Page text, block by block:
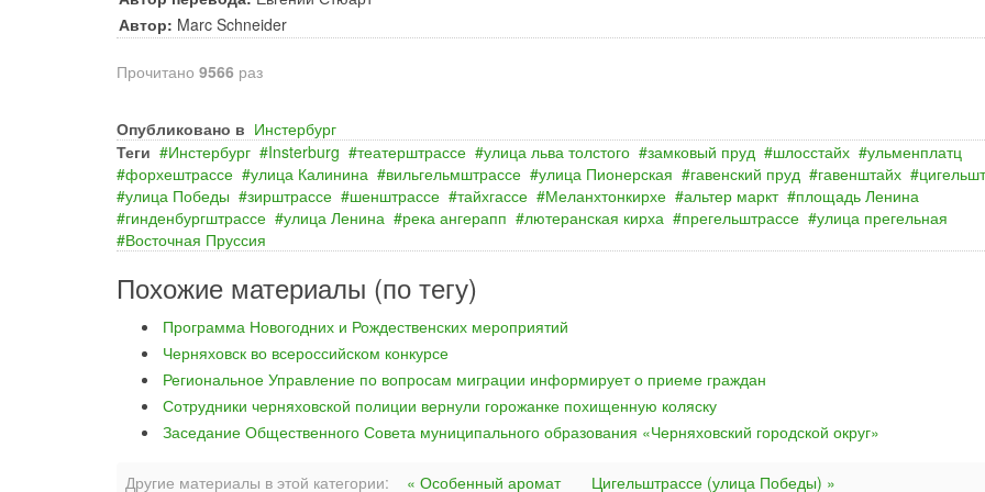
Автор: Marc Schneider
Прочитано 9566 раз
Опубликовано в Инстербург
Теги
Инстербург Insterburg театерштрассе улица льва толстого замковый пруд шлосстайх
ульменплатц
форхештрассе
улица Калинина вильгельмштрассе улица Пионерская гавенский пруд гавенштайх
улица Победы
зирштрассе шенштрассе тайхгассе Меланхтонкирхе альтер маркт
площадь Ленина
гинденбургштрассе
улица Ленина река ангерапп лютеранская кирха прегельштрассе
улица прегельная
Восточная Пруссия
Похожие материалы (по тегу)
Программа Новогодних и Рождественских мероприятий
Черняховск во всероссийском конкурсе
Региональное Управление по вопросам миграции информирует о приеме граждан
Сотрудники черняховской полиции вернули горожанке похищенную коляску
Заседание Общественного Совета муниципального образования «Черняховский городской округ»
Другие материалы в этой категории: « Особенный аромат Цигельштрассе (улица Победы) »